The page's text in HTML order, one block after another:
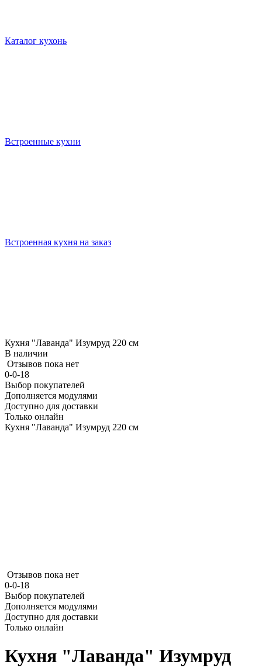
Каталог кухонь
Встроенные кухни
Встроенная кухня на заказ
Кухня "Лаванда" Изумруд 220 см
В наличии
Отзывов пока нет
0-0-18
Выбор покупателей
Дополняется модулями
Доступно для доставки
Только онлайн
Кухня "Лаванда" Изумруд 220 см
Отзывов пока нет
0-0-18
Выбор покупателей
Дополняется модулями
Доступно для доставки
Только онлайн
Кухня "Лаванда" Изумруд